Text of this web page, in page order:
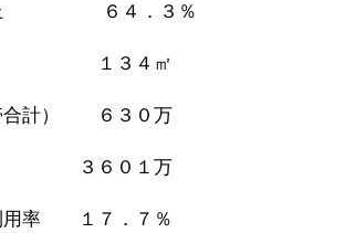
上 ６４．３％
１３４㎡
合計） ６３０万
３６０１万
用率 １７．７％